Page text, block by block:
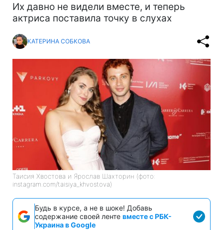
Их давно не видели вместе, и теперь
актриса поставила точку в слухах
КАТЕРИНА СОБКОВА
Таисия Хвостова и Ярослав Шахторин (фото:
instagram.com/taisiya_khvostova)
Будь в курсе, а не в шоке! Добавь
содержание своей ленте вместе с РБК-
Украина в Google